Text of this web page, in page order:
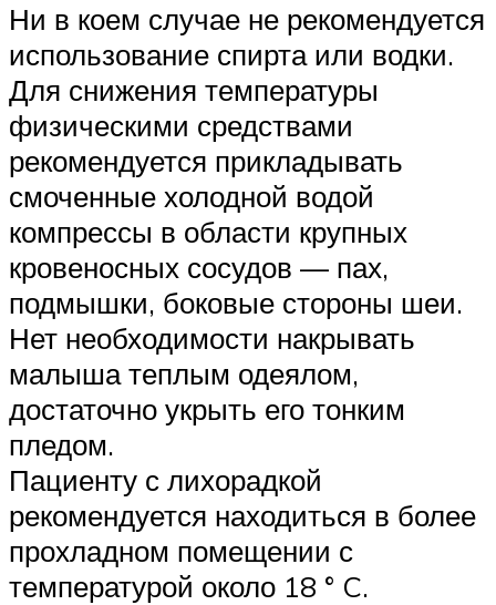
Ни в коем случае не рекомендуется
использование спирта или водки.
Для снижения температуры
физическими средствами
рекомендуется прикладывать
смоченные холодной водой
компрессы в области крупных
кровеносных сосудов — пах,
подмышки, боковые стороны шеи.
Нет необходимости накрывать
малыша теплым одеялом,
достаточно укрыть его тонким
пледом.
Пациенту с лихорадкой
рекомендуется находиться в более
прохладном помещении с
температурой около 18 ° C.